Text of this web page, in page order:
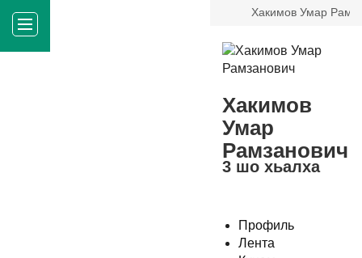
Хакимов Умар
Хакимов
Умар
Рамзанович
3 шо хьалха
Профиль
Лента